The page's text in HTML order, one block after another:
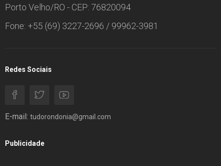
Porto Velho/RO - CEP: 76820094
Fone: +55 (69) 3227-2696 / 99962-3981
Redes Sociais
E-mail: tudorondonia@gmail.com
Publicidade